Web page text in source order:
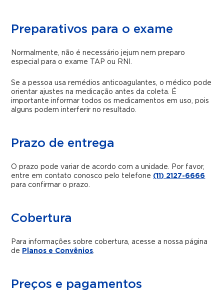
Preparativos para o exame
Normalmente, não é necessário jejum nem preparo
especial para o exame TAP ou RNI.
Se a pessoa usa remédios anticoagulantes, o médico pode
orientar ajustes na medicação antes da coleta. É
importante informar todos os medicamentos em uso, pois
alguns podem interferir no resultado.
Prazo de entrega
O prazo pode variar de acordo com a unidade. Por favor,
entre em contato conosco pelo telefone (11) 2127-6666
para confirmar o prazo.
Cobertura
Para informações sobre cobertura, acesse a nossa página
de Planos e Convênios
Preços e pagamentos